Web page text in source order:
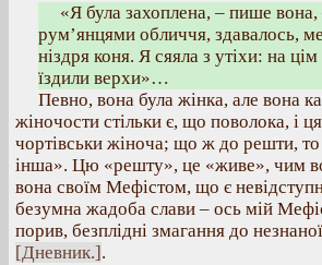
«Я була захоплена, – пише вона,
рум’янцями обличчя, здавалось,
ніздря коня. Я сяяла з утіхи: на
їздили верхи»…
Певно, вона була жінка, але вона
жіночости стільки є, що поволока, і
чортівськи жіноча; що ж до решти, то
інша». Цю «решту», це «живе», чим
вона своїм Мефістом, що є
безумна жадоба слави – ось мій
порив, безплідні змагання до
[Дневник.].